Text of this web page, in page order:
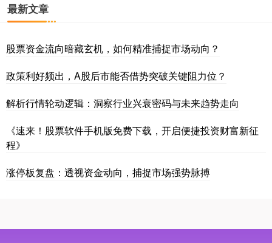
最新文章
股票资金流向暗藏玄机，如何精准捕捉市场动向？
政策利好频出，A股后市能否借势突破关键阻力位？
解析行情轮动逻辑：洞察行业兴衰密码与未来趋势走向
《速来！股票软件手机版免费下载，开启便捷投资财富新征
程》
涨停板复盘：透视资金动向，捕捉市场强势脉搏